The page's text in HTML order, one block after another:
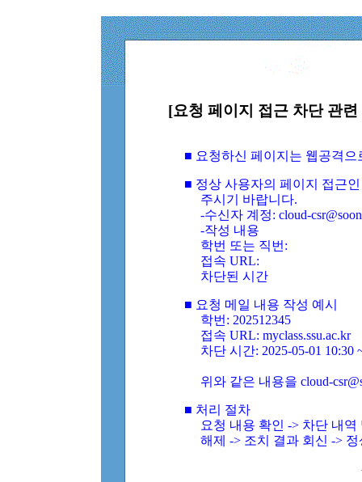
[요청 페이지 접근 차단 관
■ 요청하신 페이지는 웹공격
■ 정상 사용자의 페이지 접근
주시기 바랍니다.
-수신자 계정: cloud-
-작성 내용
학번 또는 직번:
접속 URL:
차단된 시간
■ 요청 메일 내용 작성 예시
학번: 202512345
접속 URL: myclass.ssu.ac.kr
차단 시간: 2025-05-01 10:30
위와 같은 내용을 cloud-
■ 처리 절차
요청 내용 확인 -> 차단 내
해제 -> 조치 결과 회신 ->